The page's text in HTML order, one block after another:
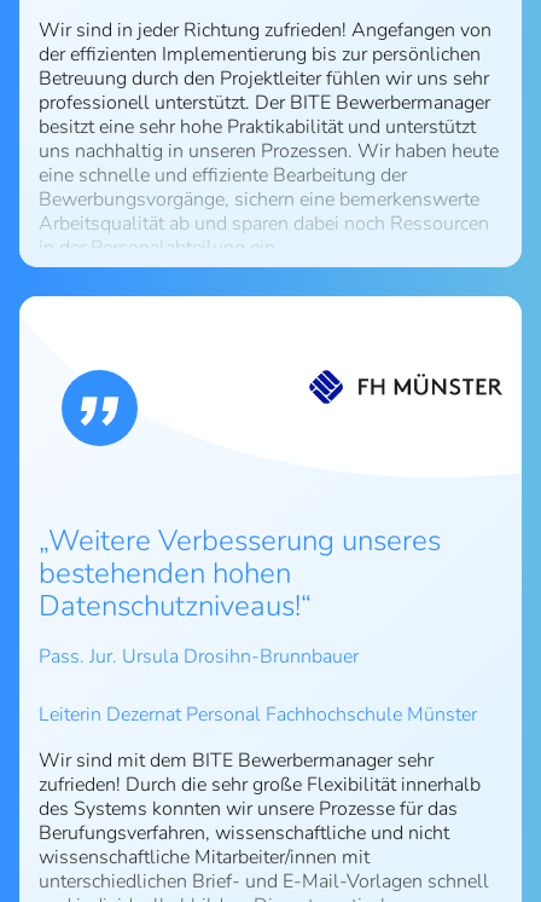
Wir sind in jeder Richtung zufrieden! Angefangen von
der effizienten Implementierung bis zur persönlichen
Betreuung durch den Projektleiter fühlen wir uns sehr
professionell unterstützt. Der BITE Bewerbermanager
besitzt eine sehr hohe Praktikabilität und unterstützt
uns nachhaltig in unseren Prozessen. Wir haben heute
eine schnelle und effiziente Bearbeitung der
Bewerbungsvorgänge, sichern eine bemerkenswerte
Arbeitsqualität ab und sparen dabei noch Ressourcen
in der Personalabteilung ein.
Weitere Verbesserung unseres
bestehenden hohen
Datenschutzniveaus!
Pass. Jur. Ursula Drosihn-Brunnbauer
Leiterin Dezernat Personal Fachhochschule Münster
Wir sind mit dem BITE Bewerbermanager sehr
zufrieden! Durch die sehr große Flexibilität innerhalb
des Systems konnten wir unsere Prozesse für das
Berufungsverfahren, wissenschaftliche und nicht
wissenschaftliche Mitarbeiter/innen mit
unterschiedlichen Brief- und E-Mail-Vorlagen schnell